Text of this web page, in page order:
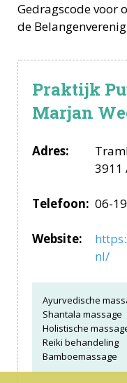
Gedragscode voor
de
Praktijk
Marjan
Adres:
3911
Telefoon: 06-
Website:
nl/
Ayurvedische
Shantala massage
Holistische
Reiki behandeling
Bamboemassage